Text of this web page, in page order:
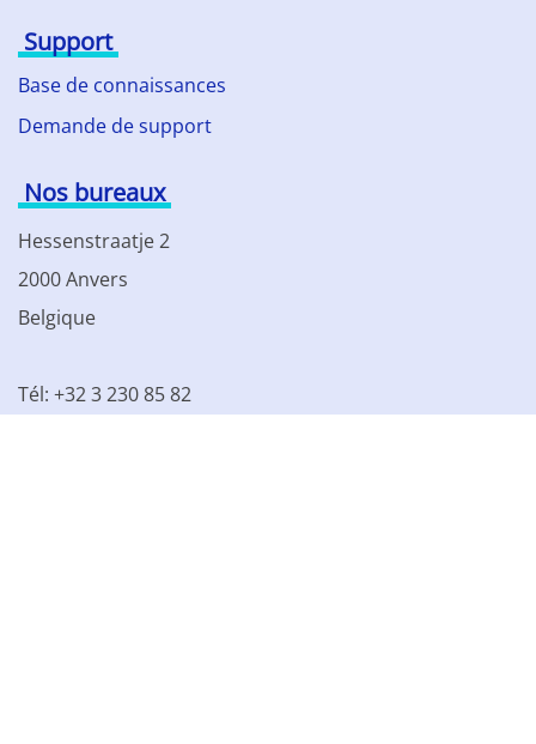
Support
Base de connaissances
Demande de support
Nos bureaux
Hessenstraatje 2
2000 Anvers
Belgique
Tél: +32 3 230 85 82